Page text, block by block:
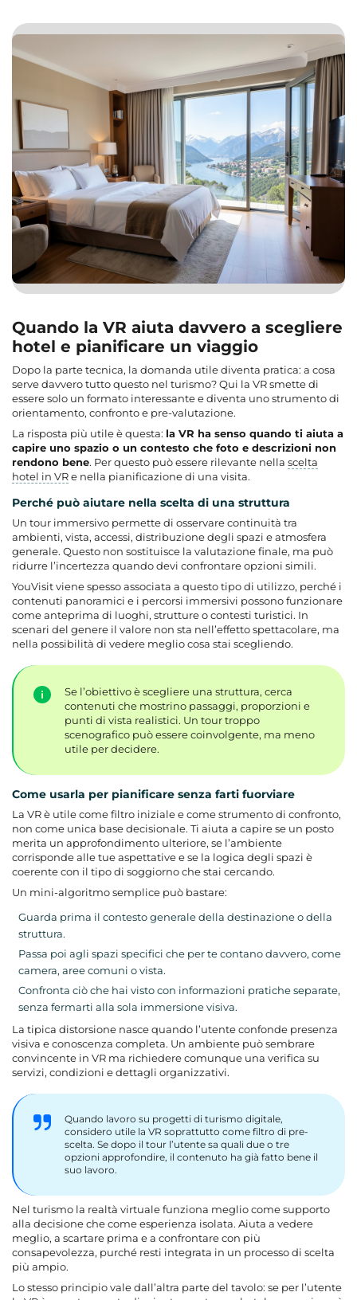
Quando la VR aiuta davvero a scegliere
hotel e pianificare un viaggio
Dopo la parte tecnica, la domanda utile diventa pratica: a cosa
serve davvero tutto questo nel turismo? Qui la VR smette di
essere solo un formato interessante e diventa uno strumento di
orientamento, confronto e pre-valutazione.
La risposta più utile è questa: la VR ha senso quando ti aiuta a
capire uno spazio o un contesto che foto e descrizioni non
rendono bene. Per questo può essere rilevante nella scelta
hotel in VRe nella pianificazione di una visita.
Perché può aiutare nella scelta di una struttura
Un tour immersivo permette di osservare continuità tra
ambienti, vista, accessi, distribuzione degli spazi e atmosfera
generale. Questo non sostituisce la valutazione finale, ma può
ridurre l’incertezza quando devi confrontare opzioni simili.
YouVisit viene spesso associata a questo tipo di utilizzo, perché i
contenuti panoramici e i percorsi immersivi possono funzionare
come anteprima di luoghi, strutture o contesti turistici. In
scenari del genere il valore non sta nell’effetto spettacolare, ma
nella possibilità di vedere meglio cosa stai scegliendo.
Se l’obiettivo è scegliere una struttura, cerca
contenuti che mostrino passaggi, proporzioni e
punti di vista realistici. Un tour troppo
scenografico può essere coinvolgente, ma meno
utile per decidere.
Come usarla per pianificare senza farti fuorviare
La VR è utile come filtro iniziale e come strumento di confronto,
non come unica base decisionale. Ti aiuta a capire se un posto
merita un approfondimento ulteriore, se l’ambiente
corrisponde alle tue aspettative e se la logica degli spazi è
coerente con il tipo di soggiorno che stai cercando.
Un mini-algoritmo semplice può bastare:
Guarda prima il contesto generale della destinazione o della
struttura.
Passa poi agli spazi specifici che per te contano davvero, come
camera, aree comuni o vista.
Confronta ciò che hai visto con informazioni pratiche separate,
senza fermarti alla sola immersione visiva.
La tipica distorsione nasce quando l’utente confonde presenza
visiva e conoscenza completa. Un ambiente può sembrare
convincente in VR ma richiedere comunque una verifica su
servizi, condizioni e dettagli organizzativi.
Quando lavoro su progetti di turismo digitale,
considero utile la VR soprattutto come filtro di pre-
scelta. Se dopo il tour l’utente sa quali due o tre
opzioni approfondire, il contenuto ha già fatto bene il
suo lavoro.
Nel turismo la realtà virtuale funziona meglio come supporto
alla decisione che come esperienza isolata. Aiuta a vedere
meglio, a scartare prima e a confrontare con più
consapevolezza, purché resti integrata in un processo di scelta
più ampio.
Lo stesso principio vale dall’altra parte del tavolo: se per l’utente